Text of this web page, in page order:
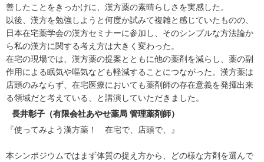
善したことをきっかけに、漢方薬の素晴らしさを実感した。
以後、漢方を勉強しようと何度か試みて複雑と感じていたものの、
日本在宅薬学会の漢方セミナーに参加し、そのシンプルな方法論か
ら私の漢方に関する考え方は大きく変わった。
在宅の現場では、漢方薬の提案とともに他の薬剤を減らし、薬の副
作用による眠気や嘔気なども軽減することにつながった。漢方薬は
店頭のみならず、在宅医療においても薬剤師の存在意義を発揮出来
る領域だと考えている、と講演していただきました。
長井彰子（有限会社あやせ薬局 管理薬剤師）
『使ってみよう漢方薬！ 在宅で、店頭で、』
本シンポジウムではまず体質の捉え方から、どの様な方剤を選んで